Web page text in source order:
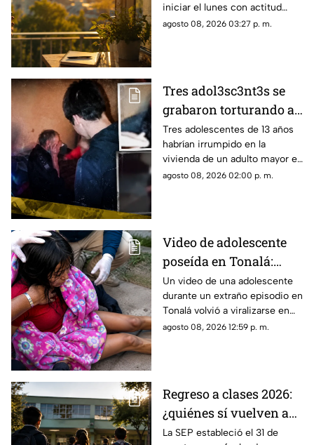
iniciar el lunes con actitud
positiva, superar la rutina y
agosto 08, 2026 03:27 p. m.
Tres adol3sc3nt3s se
grabaron torturando a
un adulto mayor en su
propia casa en Rusia
Tres adolescentes de 13 años
habrían irrumpido en la
vivienda de un adulto mayor en
Moscú y grabado la agresión.
agosto 08, 2026 02:00 p. m.
Video de adolescente
poseída en Tonalá:
bomberos llegaron
auxiliarla ¿Qué es lo
que ocurrió?
Un video de una adolescente
durante un extraño episodio en
Tonalá volvió a viralizarse en
TikTok, aunque las
agosto 08, 2026 12:59 p. m.
Regreso a clases 2026:
¿quiénes sí vuelven a
las aulas el 31 de
La SEP estableció el 31 de